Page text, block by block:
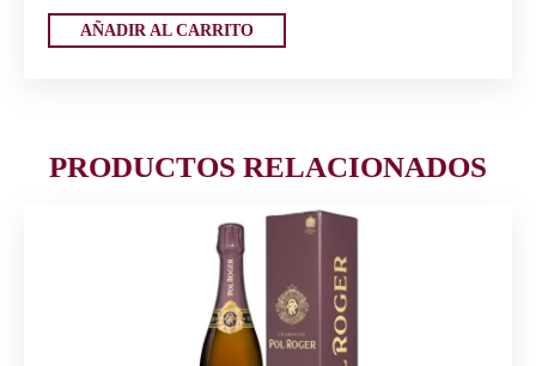
AÑADIR AL CARRITO
PRODUCTOS RELACIONADOS